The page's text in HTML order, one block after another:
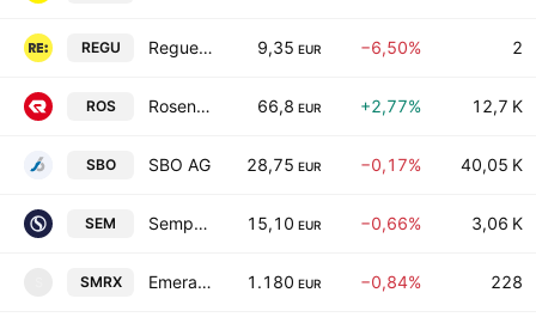
REGU Reguest S.P.A. 9,35 EUR −6,50% 2
ROS Rosenbauer International AG 66,8 EUR +2,77% 12,7 K
SBO SBO AG 28,75 EUR −0,17% 40,05 K
SEM Semperit AG Holding 15,10 EUR −0,66% 3,06 K
SMRX Emerald Horizon AG 1.180 EUR −0,84% 228